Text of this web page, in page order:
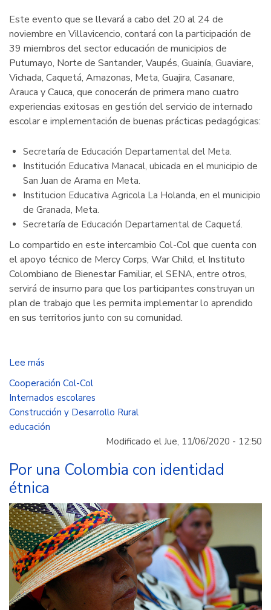
Este evento que se llevará a cabo del 20 al 24 de
noviembre en Villavicencio, contará con la participación de
39 miembros del sector educación de municipios de
Putumayo, Norte de Santander, Vaupés, Guainía, Guaviare,
Vichada, Caquetá, Amazonas, Meta, Guajira, Casanare,
Arauca y Cauca, que conocerán de primera mano cuatro
experiencias exitosas en gestión del servicio de internado
escolar e implementación de buenas prácticas pedagógicas:
Secretaría de Educación Departamental del Meta.
Institución Educativa Manacal, ubicada en el municipio de
San Juan de Arama en Meta.
Institucion Educativa Agricola La Holanda, en el municipio
de Granada, Meta.
Secretaría de Educación Departamental de Caquetá.
Lo compartido en este intercambio Col-Col que cuenta con
el apoyo técnico de Mercy Corps, War Child, el Instituto
Colombiano de Bienestar Familiar, el SENA, entre otros,
servirá de insumo para que los participantes construyan un
plan de trabajo que les permita implementar lo aprendido
en sus territorios junto con su comunidad.
Lee más
Comprometidos
la
educación
Colombia
Cooperación Col-Col
Internados escolares
Construcción y Desarrollo Rural
educación
Modificado el Jue, 11/06/2020 - 12:50
Por una Colombia con identidad
étnica